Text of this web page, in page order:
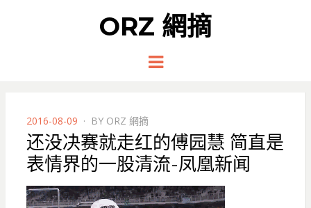
ORZ 網摘
Menu
POSTED
ON
2016-08-09 BY ORZ 網摘
还没决赛就走红的傅园慧 简直是
表情界的一股清流-凤凰新闻